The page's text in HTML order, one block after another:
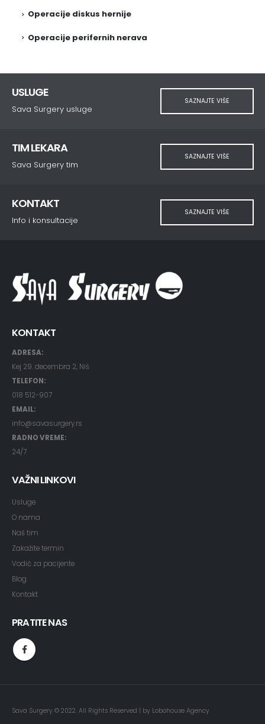
Operacije diskus hernije
Operacije perifernih nerava
USLUGE
Sava Surgery usluge
SAZNAJTE VIŠE
TIM LEKARA
Sava Surgery tim
SAZNAJTE VIŠE
KONTAKT
Info i konsultacije
SAZNAJTE VIŠE
KONTAKT
ADRESA:
Kej 29. decembra 2, Niš
TELEFON:
018 512-907
EMAIL:
info@savasurgery.rs
RADNO VREME:
24/7
VAŽNI LINKOVI
Usluge
O nama
Naš tim
Zakažite termin
Vodič za pacijente
Blog
Kontakt
PRATITE NAS
Sava Surgery © 2022. All Rights Reserved | by Lobohouse Agency